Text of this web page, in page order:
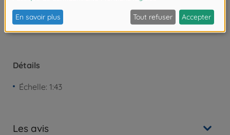
Détails
Échelle: 1:43
Les avis